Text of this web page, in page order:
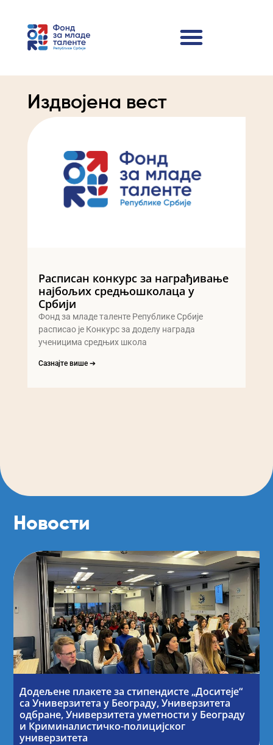
Издвојена вест
Расписан конкурс за награђивање
најбољих средњошколаца у
Србији
Фонд за младе таленте Републике Србије
расписао је Конкурс за доделу награда
ученицима средњих школа
Сазнајте више ➔
Новости
Додељене плакете за стипендисте „Доситеје“
са Универзитета у Београду, Универзитета
одбране, Универзитета уметности у Београду
и Криминалистичко-полицијског
универзитета